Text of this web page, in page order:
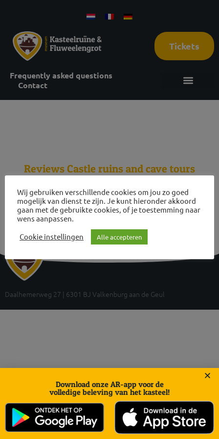
Tickets
Frequently asked questions
Contact
Reviews Castle ruins and cave tours
Daalhemerweg 27 | 6301 BJ Valkenburg aan de Geul
Wij gebruiken verschillende cookies om jou zo goed
mogelijk van dienst te zijn. Je kunt hieronder akkoord
gaan met de gebruikte cookies, of je toestemming naar
wens aanpassen.
Cookie instellingen
Alle accepteren
Download onze AR-app voor de
volledige beleving van het kasteel!